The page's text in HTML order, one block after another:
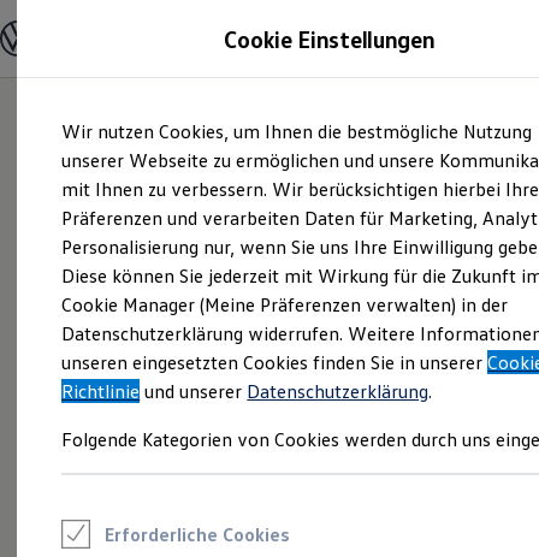
Hauptinhalt
springen
Footer
springen
Modelle und Konfigurator
Modelle vergleichen
Elektroautos
ENERGY Sondermodelle
Nutzfahrzeuge
SUV und CUV
Familienautos
Kombis
Kompaktwagen
Sportwagen
Schnell verfügbare Fahrzeuge
Angebote und Produkte
Aktuelle Angebote
E-Auto-Förderung
Volkswagen Marktplatz
Junge Gebrauchtwagen und Gebrauchtwagen
Saisonangebote
Cookie Einstellungen
Wir nutzen Cookies, um Ihnen die bestmögliche Nutzung
unserer Webseite zu ermöglichen und unsere
mit Ihnen zu verbessern. Wir berücksichtigen hierbei Ihre
Präferenzen und verarbeiten Daten für Marketing,
Personalisierung nur, wenn Sie uns Ihre Einwilligung
Diese können Sie jederzeit mit Wirkung für die Zukunft
Cookie Manager (Meine Präferenzen verwalten) in der
Datenschutzerklärung widerrufen. Weitere
unseren eingesetzten Cookies finden Sie in unserer
Richtlinie und unserer Datenschutzerklärung.
Folgende Kategorien von Cookies werden durch uns
Erforderliche Cookies